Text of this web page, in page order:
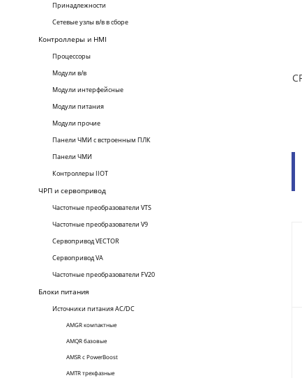
Принадлежности
Сетевые узлы в/в в сборе
Контроллеры и HMI
Процессоры
Модули в/в
Модули интерфейсные
Модули питания
Модули прочие
Панели ЧМИ с встроенным ПЛК
Панели ЧМИ
Контроллеры IIOT
ЧРП и сервопривод
Частотные преобразователи VTS
Частотные преобразователи V9
Сервопривод VECTOR
Сервопривод VА
Частотные преобразователи FV20
Блоки питания
Источники питания AC/DC
AMGR компактные
AMQR базовые
AMSR с PowerBoost
AMTR трехфазные